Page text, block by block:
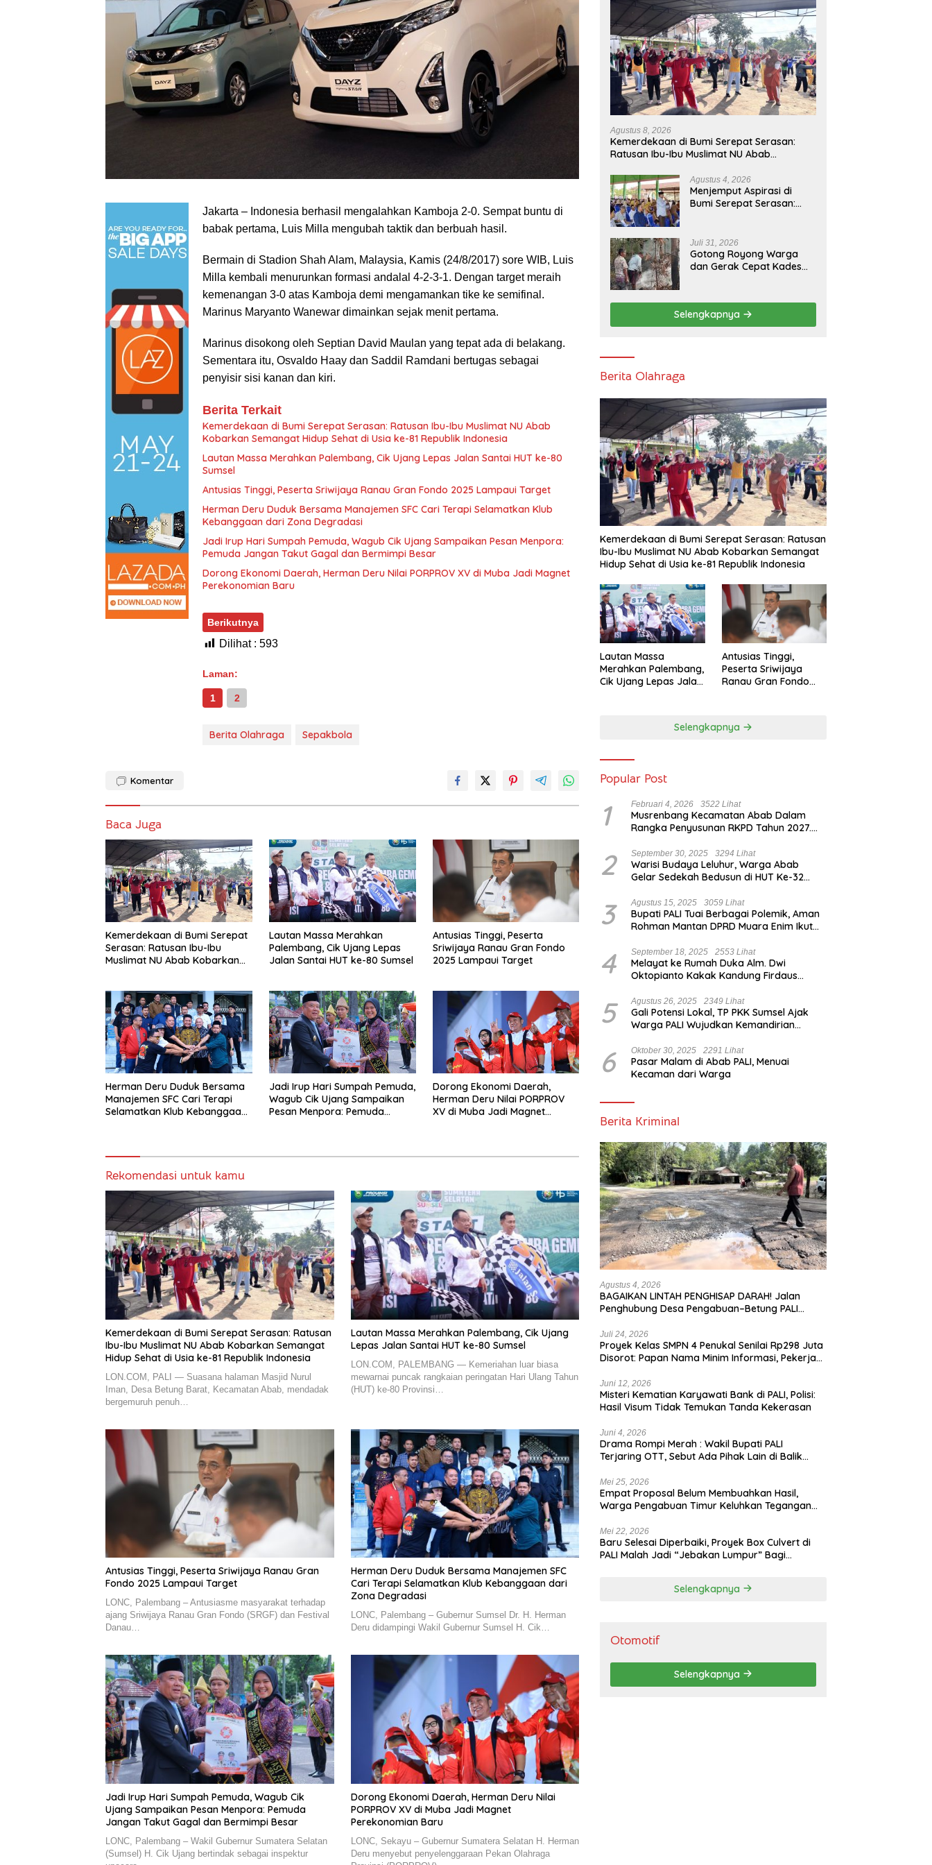
Jakarta – Indonesia berhasil mengalahkan Kamboja 2-0. Sempat buntu di
babak pertama, Luis Milla mengubah taktik dan berbuah hasil.
Bermain di Stadion Shah Alam, Malaysia, Kamis (24/8/2017) sore WIB, Luis
Milla kembali menurunkan formasi andalal 4-2-3-1. Dengan target meraih
kemenangan 3-0 atas Kamboja demi mengamankan tike ke semifinal.
Marinus Maryanto Wanewar dimainkan sejak menit pertama.
Marinus disokong oleh Septian David Maulan yang tepat ada di belakang.
Sementara itu, Osvaldo Haay dan Saddil Ramdani bertugas sebagai
penyisir sisi kanan dan kiri.
Berita Terkait
Kemerdekaan di Bumi Serepat Serasan: Ratusan Ibu-Ibu Muslimat NU Abab
Kobarkan Semangat Hidup Sehat di Usia ke-81 Republik Indonesia
Lautan Massa Merahkan Palembang, Cik Ujang Lepas Jalan Santai HUT ke-80
Sumsel
Antusias Tinggi, Peserta Sriwijaya Ranau Gran Fondo 2025 Lampaui Target
Herman Deru Duduk Bersama Manajemen SFC Cari Terapi Selamatkan Klub
Kebanggaan dari Zona Degradasi
Jadi Irup Hari Sumpah Pemuda, Wagub Cik Ujang Sampaikan Pesan Menpora:
Pemuda Jangan Takut Gagal dan Bermimpi Besar
Dorong Ekonomi Daerah, Herman Deru Nilai PORPROV XV di Muba Jadi Magnet
Perekonomian Baru
Berikutnya
Dilihat : 593
Laman:
1 2
Berita Olahraga Sepakbola
Komentar
Baca Juga
Kemerdekaan di Bumi Serepat
Serasan: Ratusan Ibu-Ibu
Muslimat NU Abab Kobarkan
Lautan Massa Merahkan
Palembang, Cik Ujang Lepas
Jalan Santai HUT ke-80 Sumsel
Antusias Tinggi, Peserta
Sriwijaya Ranau Gran Fondo
2025 Lampaui Target
Herman Deru Duduk Bersama
Manajemen SFC Cari Terapi
Selamatkan Klub Kebanggaan
Jadi Irup Hari Sumpah Pemuda,
Wagub Cik Ujang Sampaikan
Pesan Menpora: Pemuda
Dorong Ekonomi Daerah,
Herman Deru Nilai PORPROV
XV di Muba Jadi Magnet
Rekomendasi untuk kamu
Kemerdekaan di Bumi Serepat Serasan: Ratusan
Ibu-Ibu Muslimat NU Abab Kobarkan Semangat
Hidup Sehat di Usia ke-81 Republik Indonesia
LON.COM, PALI — Suasana halaman Masjid Nurul
Iman, Desa Betung Barat, Kecamatan Abab, mendadak
bergemuruh penuh…
Lautan Massa Merahkan Palembang, Cik Ujang
Lepas Jalan Santai HUT ke-80 Sumsel
LON.COM, PALEMBANG — Kemeriahan luar biasa
mewarnai puncak rangkaian peringatan Hari Ulang Tahun
(HUT) ke-80 Provinsi…
Antusias Tinggi, Peserta Sriwijaya Ranau Gran
Fondo 2025 Lampaui Target
LONC, Palembang – Antusiasme masyarakat terhadap
ajang Sriwijaya Ranau Gran Fondo (SRGF) dan Festival
Danau…
Herman Deru Duduk Bersama Manajemen SFC
Cari Terapi Selamatkan Klub Kebanggaan dari
Zona Degradasi
LONC, Palembang – Gubernur Sumsel Dr. H. Herman
Deru didampingi Wakil Gubernur Sumsel H. Cik…
Jadi Irup Hari Sumpah Pemuda, Wagub Cik
Ujang Sampaikan Pesan Menpora: Pemuda
Jangan Takut Gagal dan Bermimpi Besar
LONC, Palembang – Wakil Gubernur Sumatera Selatan
(Sumsel) H. Cik Ujang bertindak sebagai inspektur
Dorong Ekonomi Daerah, Herman Deru Nilai
PORPROV XV di Muba Jadi Magnet
Perekonomian Baru
LONC, Sekayu – Gubernur Sumatera Selatan H. Herman
Deru menyebut penyelenggaraan Pekan Olahraga
Agustus 8, 2026
Kemerdekaan di Bumi Serepat Serasan:
Ratusan Ibu-Ibu Muslimat NU Abab
ke-81 Republik Indonesia
Agustus 4, 2026
Menjemput Aspirasi di
Bumi Serepat Serasan:
Serap Kebutuhan Warga
Abab Melalui Reses Ke-2
Tahun 2026
Juli 31, 2026
Gotong Royong Warga
dan Gerak Cepat Kades
Selatan
Selengkapnya
Berita Olahraga
Kemerdekaan di Bumi Serepat Serasan: Ratusan
Ibu-Ibu Muslimat NU Abab Kobarkan Semangat
Hidup Sehat di Usia ke-81 Republik Indonesia
Lautan Massa
Merahkan Palembang,
Cik Ujang Lepas Jalan
Antusias Tinggi,
Peserta Sriwijaya
Ranau Gran Fondo
Selengkapnya
Popular Post
1 Februari 4, 2026 3522 Lihat
Musrenbang Kecamatan Abab Dalam
Rangka Penyusunan RKPD Tahun 2027.
Strategis
2 September 30, 2025 3294 Lihat
Warisi Budaya Leluhur, Warga Abab
Gelar Sedekah Bedusun di HUT Ke-32
3 Agustus 15, 2025 3059 Lihat
Bupati PALI Tuai Berbagai Polemik, Aman
Rohman Mantan DPRD Muara Enim Ikut
4 September 18, 2025 2553 Lihat
Melayat ke Rumah Duka Alm. Dwi
Oktopianto Kakak Kandung Firdaus
Turut Berduka Cita.
5 Agustus 26, 2025 2349 Lihat
Gali Potensi Lokal, TP PKK Sumsel Ajak
Warga PALI Wujudkan Kemandirian
6 Oktober 30, 2025 2291 Lihat
Pasar Malam di Abab PALI, Menuai
Kecaman dari Warga
Berita Kriminal
Agustus 4, 2026
BAGAIKAN LINTAH PENGHISAP DARAH! Jalan
Penghubung Desa Pengabuan–Betung PALI
Biang Kerok
Juli 24, 2026
Proyek Kelas SMPN 4 Penukal Senilai Rp298 Juta
Disorot: Papan Nama Minim Informasi, Pekerja
Juni 12, 2026
Misteri Kematian Karyawati Bank di PALI, Polisi:
Hasil Visum Tidak Temukan Tanda Kekerasan
Juni 4, 2026
Drama Rompi Merah : Wakil Bupati PALI
Terjaring OTT, Sebut Ada Pihak Lain di Balik
Mei 25, 2026
Empat Proposal Belum Membuahkan Hasil,
Warga Pengabuan Timur Keluhkan Tegangan
Mei 22, 2026
Baru Selesai Diperbaiki, Proyek Box Culvert di
PALI Malah Jadi “Jebakan Lumpur” Bagi
Selengkapnya
Otomotif
Selengkapnya